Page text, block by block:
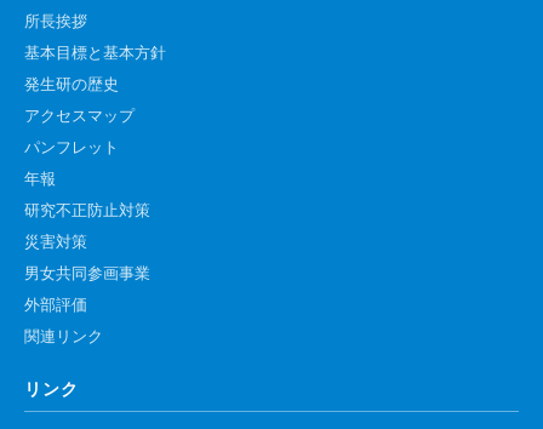
幹細胞誘導分野
胎盤発生分野
脳発生分野
腎臓発生分野
生殖発生分野
筋発生再生分野
入学者案内
求人案内
所長挨拶
基本目標と基本方針
発生研の歴史
アクセスマップ
パンフレット
年報
研究不正防止対策
災害対策
男女共同参画事業
外部評価
関連リンク
リンク